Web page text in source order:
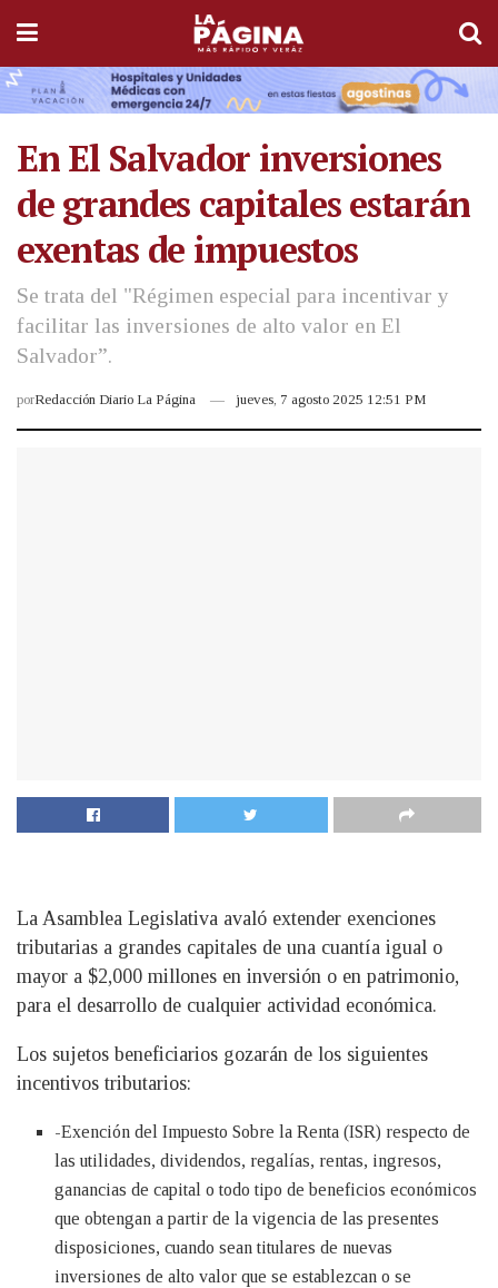
En El Salvador inversiones
de grandes capitales estarán
exentas de impuestos
Se trata del "Régimen especial para incentivar y
facilitar las inversiones de alto valor en El
Salvador”.
porRedacción Diario La Página jueves, 7 agosto 2025 12:51 PM
La Asamblea Legislativa avaló extender exenciones
tributarias a grandes capitales de una cuantía igual o
mayor a $2,000 millones en inversión o en patrimonio,
para el desarrollo de cualquier actividad económica.
Los sujetos beneficiarios gozarán de los siguientes
incentivos tributarios:
-Exención del Impuesto Sobre la Renta (ISR) respecto de
las utilidades, dividendos, regalías, rentas, ingresos,
ganancias de capital o todo tipo de beneficios económicos
que obtengan a partir de la vigencia de las presentes
disposiciones, cuando sean titulares de nuevas
inversiones de alto valor que se establezcan o se